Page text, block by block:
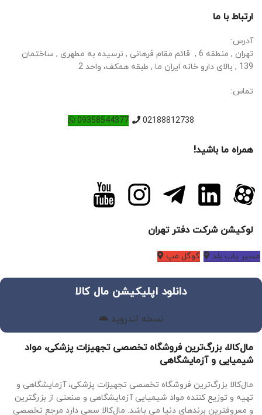
ارتباط با ما
آدرس:
تهران , منطقه 6 , قائم مقام فرهانی , نرسیده به مطهری , ساختمان
139 , بالای دارو خانه ایران ما , طبقه همکف، واحد 2
تماس:
02188812738
09358544377
همراه ما باشید!
لوکیشن شرکت دفتر تهران
مسیر یاب بلد گوگل مپ
دانلود اپلیکیشن مال کالا
نسخه اندروید
مال‌کالا، بزرگ‌ترین فروشگاه تخصصی تجهیزات پزشکی، مواد
شیمیایی و آزمایشگاهی
مال‌کالا بزرگ‌ترین فروشگاه تخصصی تجهیزات پزشکی، آزمایشگاهی و
تهیه و توزیع کننده مواد شیمیایی آزمایشگاهی و صنعتی از بزرگترین
و معروفترین برندهای دنیا می باشد. مال‌کالا سعی دارد مرجع تخصصی